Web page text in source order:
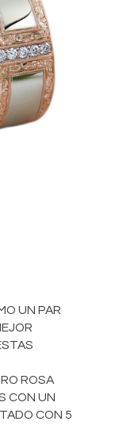
UN PAR
ROSA
CON UN
CON 5